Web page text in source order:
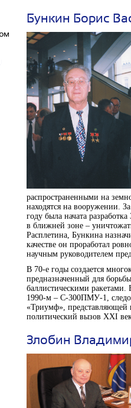
Бункин Борис
распространенными на
находятся на вооружении.
году была начата
в ближней зоне –
Расплетина, Бункина
качестве он проработал
научным руководителем
В 70-е годы создается
предназначенный для
баллистическими
1990-м – С-300ПМУ-1,
«Триумф», представляющей
политический вызов XXI
Злобин